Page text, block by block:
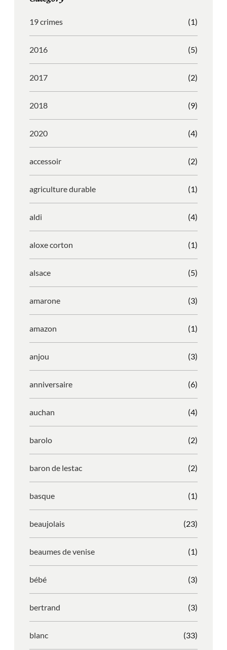
m
19 crimes (1)
2016 (5)
2017 (2)
2018 (9)
2020 (4)
accessoir (2)
agriculture durable (1)
aldi (4)
aloxe corton (1)
alsace (5)
amarone (3)
amazon (1)
anjou (3)
anniversaire (6)
auchan (4)
barolo (2)
baron de lestac (2)
basque (1)
beaujolais (23)
beaumes de venise (1)
bébé (3)
bertrand (3)
blanc (33)